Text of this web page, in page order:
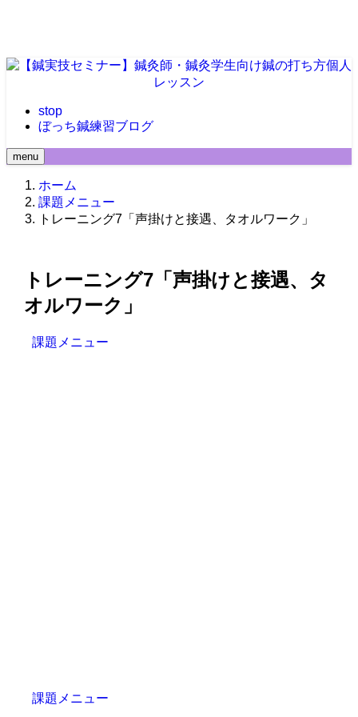
stop
ぼっち鍼練習ブログ
menu
ホーム
課題メニュー
トレーニング7「声掛けと接遇、タオルワーク」
トレーニング7「声掛けと接遇、タ
オルワーク」
課題メニュー
課題メニュー